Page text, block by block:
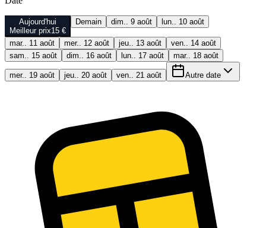
Aujourd'hui
Meilleur prix15 €
Demain dim.. 9 août lun.. 10 août
mar.. 11 août mer.. 12 août jeu.. 13 août
ven.. 14 août
sam.. 15 août
dim.. 16 août lun.. 17 août mar.. 18 août
mer.. 19 août jeu.. 20 août ven.. 21 août Autre date